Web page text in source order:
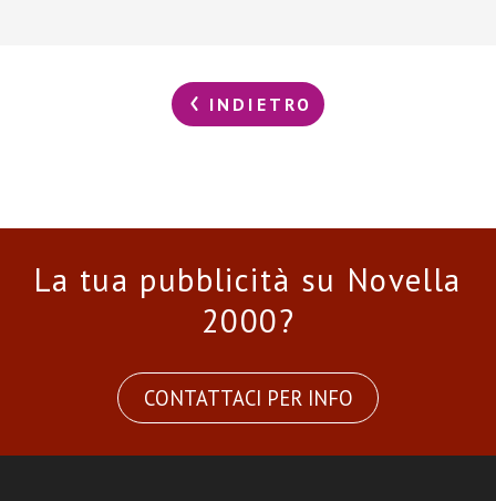
INDIETRO
La tua pubblicità su Novella
2000?
CONTATTACI PER INFO